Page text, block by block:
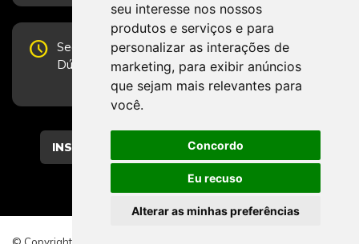
seu interesse nos nossos
produtos e serviços e para
personalizar as interações de
marketing, para exibir anúncios
que sejam mais relevantes para
você.
Concordo
Eu recuso
Alterar as minhas preferências
schedule Segunda-feira a Sexta-feira de 12h às 19h.
Dúvidas e sugestões pelo Fale Conosco.